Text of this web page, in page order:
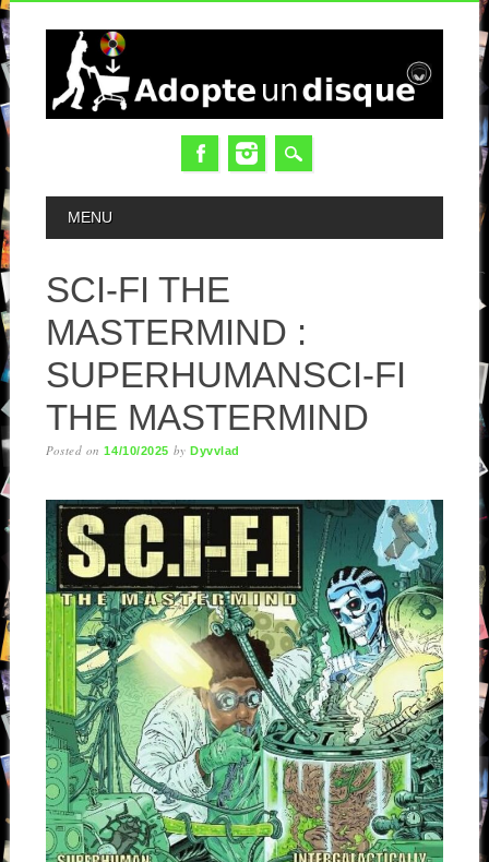
MAIN MENU
MENU
SCI-FI THE
MASTERMIND :
SUPERHUMANSCI-FI
THE MASTERMIND
Posted on14/10/2025 byDyvvlad